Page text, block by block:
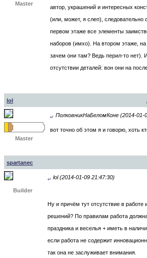
Master
автор, украшений и интересных
(или, может, я слеп), следовательно
первом этаже все элементы
наборов (имхо). На втором этаже, на
зачем они там? Ведь перил-то нет).
отсутствии деталей: вон они на
lol
Master
↵ ПолковникНаБеломКоне (2014-01-
вот точно об этом я и говорю, хоть
spartanec
Builder
↵ lol (2014-01-09 21:47:30)
Ну и причём тут отсутствие в работе
решений? По правилам работа
праздника и веселья + иметь в
если работа не содержит
так она не заслуживает внимания.